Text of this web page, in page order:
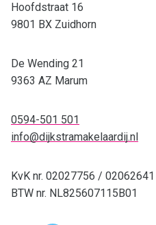
Hoofdstraat 16
9801 BX Zuidhorn
De Wending 21
9363 AZ Marum
0594-501 501
info@dijkstramakelaardij.nl
KvK nr. 02027756 / 02062641
BTW nr. NL825607115B01